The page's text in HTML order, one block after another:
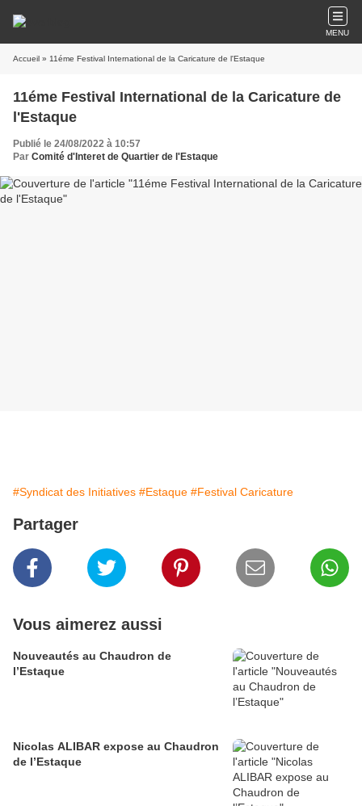
MENU
Accueil » 11éme Festival International de la Caricature de l'Estaque
11éme Festival International de la Caricature de
l'Estaque
Publié le 24/08/2022 à 10:57
Par Comité d'Interet de Quartier de l'Estaque
#Syndicat des Initiatives #Estaque #Festival Caricature
Partager
Vous aimerez aussi
Nouveautés au Chaudron de
l’Estaque
Nicolas ALIBAR expose au Chaudron
de l’Estaque